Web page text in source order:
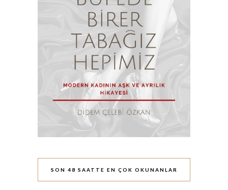
SON 48 SAATTE EN ÇOK OKUNANLAR